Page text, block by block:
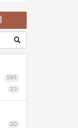
595
23
20